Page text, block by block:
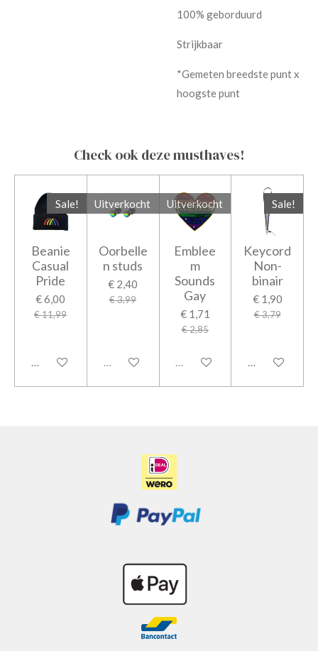
100% geborduurd
Strijkbaar
*Gemeten breedste punt x
hoogste punt
Check ook deze musthaves!
Sale!
Beanie
Casual
Pride
€ 6,00
€ 11,99
In winkelwagen
Uitverkocht
Oorbelle
n studs
€ 2,40
€ 3,99
Uitverkocht
Uitverkocht
Emblee
m
Sounds
Gay
€ 1,71
€ 2,85
Uitverkocht
Sale!
Keycord
Non-
binair
€ 1,90
€ 3,79
In